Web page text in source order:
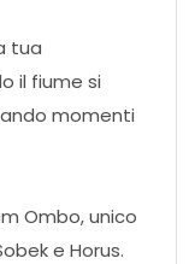
tua
il fiume si
momenti
Ombo, unico
e Horus.